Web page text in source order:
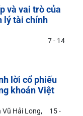
và vai trò của
lý tài chính
7 - 14
lời cổ phiếu
khoán Việt
Vũ Hải Long,
15 -